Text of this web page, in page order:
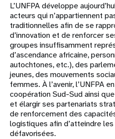
L’UNFPA développe
acteurs qui n’appartiennent
traditionnelles afin de se
d’innovation et de renforcer
groupes insuffisamment
d’ascendance africaine,
autochtones, etc.), des
jeunes, des mouvements
femmes. À l’avenir, l’UNFPA
coopération Sud-Sud ainsi
et élargir ses partenariats
de renforcement des
logistiques afin d’atteindre
défavorisées.